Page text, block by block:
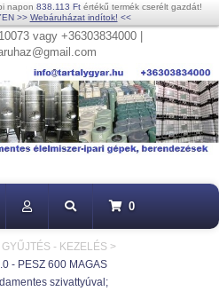
napon 838.113 Ftértékű termék cserélt gazdát!
>> Webáruházat indítok! <<
vagy +36303834000 |
0
- KEZELÉS >
- PESZ 600 MAGAS
szivattyúval;